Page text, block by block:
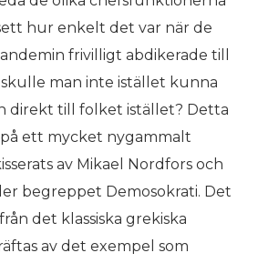
hur enkelt det var när de
frivilligt abdikerade till
man inte istället kunna
direkt till folket istället? Detta
ett mycket nygammalt
av Mikael Nordfors och
begreppet Demosokrati. Det
det klassiska grekiska
av det exempel som